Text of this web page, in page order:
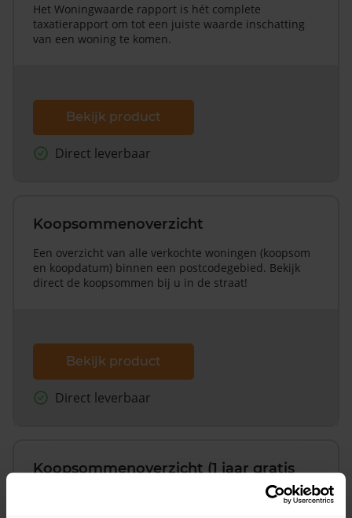
Het Woningwaarde rapport is hét complete
taxatierapport om tot een juiste waarde inschatting
van een woning te komen.
Bekijk product
Direct leverbaar
Koopsommenoverzicht
Een overzicht van alle verkochte woningen (koopsom
en koopdatum) binnen een postcodegebied. Bekijk
direct de koopsommen bij u in de straat!
Bekijk product
Direct leverbaar
Koopsommenoverzicht (1 jaar gratis